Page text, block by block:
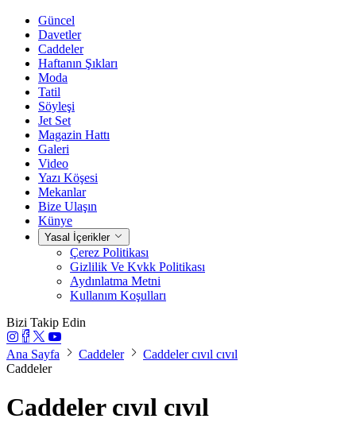
Güncel
Davetler
Caddeler
Haftanın Şıkları
Moda
Tatil
Söyleşi
Jet Set
Magazin Hattı
Galeri
Video
Yazı Köşesi
Mekanlar
Bize Ulaşın
Künye
Yasal İçerikler
Çerez Politikası
Gizlilik Ve Kvkk Politikası
Aydınlatma Metni
Kullanım Koşulları
Bizi Takip Edin
Ana Sayfa Caddeler
Caddeler cıvıl cıvıl
Caddeler
Caddeler cıvıl cıvıl